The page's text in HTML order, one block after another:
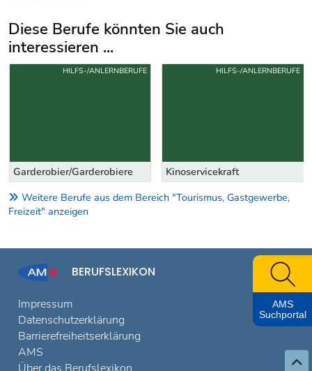
Diese Berufe könnten Sie auch
interessieren ...
Uber weitere Berufsvorschläge
Garderobier/Garderobiere
HILFS-/ANLERNBERUFE
Kinoservicekraft
HILFS-/ANLERNBERUFE
Weitere Berufe aus dem Bereich "Tourismus, Gastgewerbe,
Freizeit" anzeigen
BERUFSLEXIKON
Impressum
Datenschutzerklärung
Barrierefreiheitserklärung
AMS
Über das Berufslexikon
AMS
Suchportal